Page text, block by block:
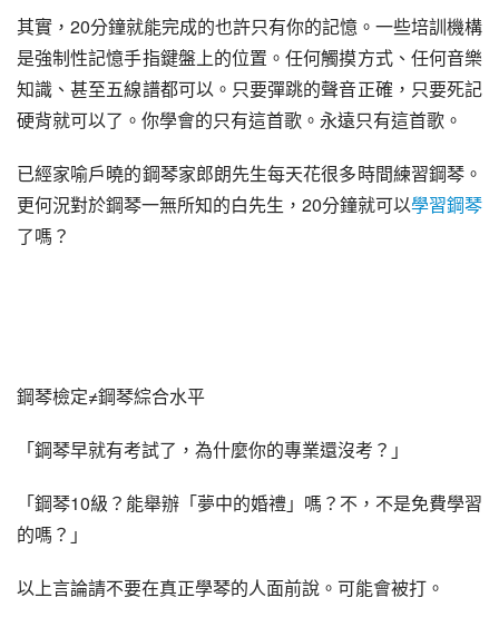
其實，20分鐘就能完成的也許只有你的記憶。一些培訓機構
是強制性記憶手指鍵盤上的位置。任何觸摸方式、任何音樂
知識、甚至五線譜都可以。只要彈跳的聲音正確，只要死記
硬背就可以了。你學會的只有這首歌。永遠只有這首歌。
已經家喻戶曉的鋼琴家郎朗先生每天花很多時間練習鋼琴。
更何況對於鋼琴一無所知的白先生，20分鐘就可以學習鋼琴
了嗎？
鋼琴檢定≠鋼琴綜合水平
「鋼琴早就有考試了，為什麼你的專業還沒考？」
「鋼琴10級？能舉辦「夢中的婚禮」嗎？不，不是免費學習
的嗎？」
以上言論請不要在真正學琴的人面前說。可能會被打。